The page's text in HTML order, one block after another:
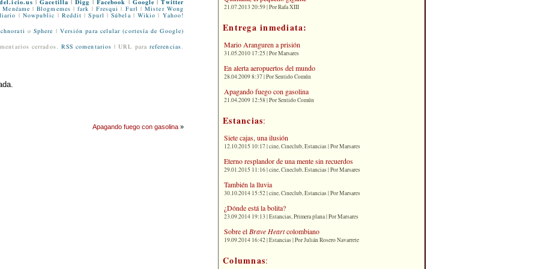
del.icio.us |Gacetilla |Digg Facebook Google |Twitter
Menéame |Blogmemes |fark Fresqui Furl |Mister Wong
Nowpublic Reddit |Spurl |Súbela| Wikio Yahoo!
o Sphere Versión para celular (cortesía de Google)
cerrados. RSS comentarios | URL parareferencias.
Apagando fuego con gasolina »
21.07.2013 20:59 | Por Rafa XIII
Entrega inmediata:
Mario Aranguren a prisión
31.05.2010 17:25 | Por Marsares
En alerta aeropuertos del mundo
28.04.2009 8:37 | Por Sentido Común
Apagando fuego con gasolina
21.04.2009 12:58 | Por Sentido Común
Estancias:
Siete cajas, una ilusión
12.10.2015 10:17 | cine, Cineclub, Estancias | Por Marsares
Eterno resplandor de una mente sin recuerdos
29.01.2015 11:16 | cine, Cineclub, Estancias | Por Marsares
También la lluvia
30.10.2014 15:52 | cine, Cineclub, Estancias | Por Marsares
¿Dónde está la bolita?
23.09.2014 19:13 | Estancias, Primera plana | Por Marsares
Sobre el Brave Heartcolombiano
19.09.2014 16:42 | Estancias | Por Julián Rosero Navarrete
Columnas: